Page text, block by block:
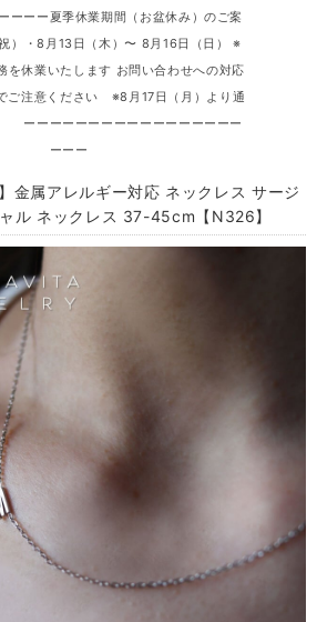
ーーー夏季休業期間（お盆休み）のご案
）・8月13日（木）〜 8月16日（日） ※
を休業いたします お問い合わせへの対応
ご注意ください ※8月17日（月）より通
ーーーーーーーーーーーーーーーーー
ーーー
金属アレルギー対応 ネックレス サージ
ル ネックレス 37-45cm【N326】